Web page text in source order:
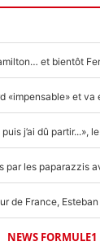
NEWS FORMULE1